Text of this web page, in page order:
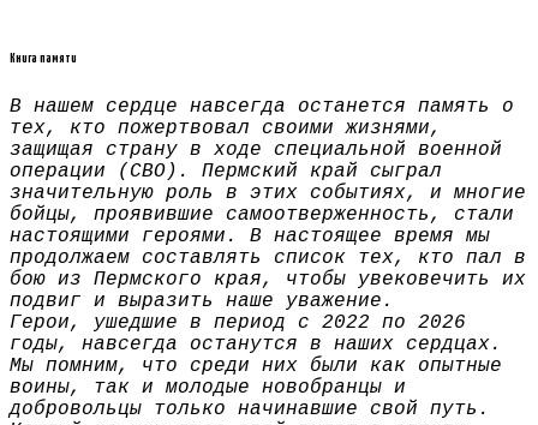
Книга памяти
В нашем сердце навсегда останется память о
тех, кто пожертвовал своими жизнями,
защищая страну в ходе специальной военной
операции (СВО). Пермский край сыграл
значительную роль в этих событиях, и многие
бойцы, проявившие самоотверженность, стали
настоящими героями. В настоящее время мы
продолжаем составлять список тех, кто пал в
бою из Пермского края, чтобы увековечить их
подвиг и выразить наше уважение.
Герои, ушедшие в период с 2022 по 2026
годы, навсегда останутся в наших сердцах.
Мы помним, что среди них были как опытные
воины, так и молодые новобранцы и
добровольцы только начинавшие свой путь.